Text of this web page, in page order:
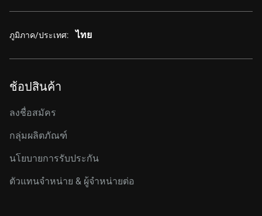
ภูมิภาค/ประเทศ: ไทย
ช้อปสินค้า
ลงชื่อสมัคร
กลุ่มผลิตภัณฑ์
นโยบายการรับประกัน
ตัวแทนจำหน่าย & ผู้จำหน่ายต่อ